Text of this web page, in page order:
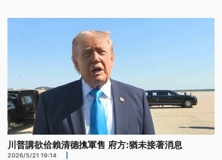
川普講欲佮賴清德撨軍售 府方:猶未接著消息
2026/5/21 19:14